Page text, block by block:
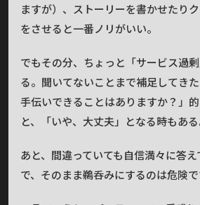
ますが）、ストーリーを書かせたり
をさせると一番ノリがいい。
でもその分、ちょっと「サービス過
る。聞いてないことまで補足してき
手伝いできることはありますか？」
と、「いや、大丈夫」となる時もある
あと、間違っていても自信満々に答
で、そのまま鵜呑みにするのは危険で